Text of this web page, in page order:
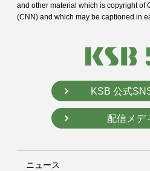
and other material which is copyright of
(CNN) and which may be captioned in
KSB 公式
配信メデ
ニュース